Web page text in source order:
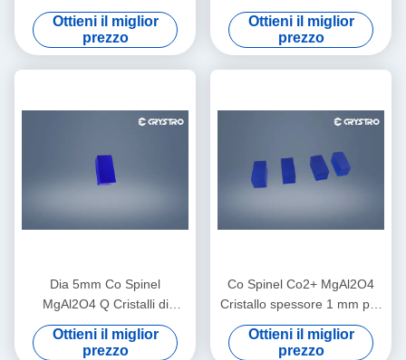
elevata soglia di danno laser
e funzionamento stabile a
frequenza ripetitiva
Ottieni il miglior
prezzo
senza intracualità
Ottieni il miglior
prezzo
Dia 5mm Co Spinel
MgAl2O4 Q Cristalli di
commutazione per laser
EyeSafe 1540nm
Ottieni il miglior
prezzo
Co Spinel Co2+ MgAl2O4
Cristallo spessore 1 mm per
laser ad alta potenza
Ottieni il miglior
prezzo